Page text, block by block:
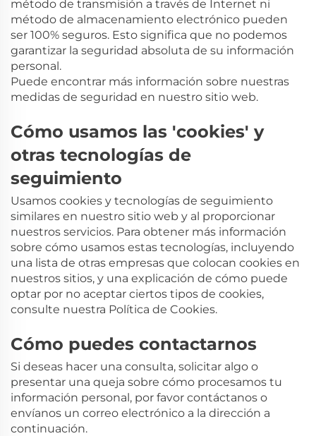
método de transmisión a través de Internet ni
método de almacenamiento electrónico pueden
ser 100% seguros. Esto significa que no podemos
garantizar la seguridad absoluta de su información
personal.
Puede encontrar más información sobre nuestras
medidas de seguridad en nuestro sitio web.
Cómo usamos las 'cookies' y
otras tecnologías de
seguimiento
Usamos cookies y tecnologías de seguimiento
similares en nuestro sitio web y al proporcionar
nuestros servicios. Para obtener más información
sobre cómo usamos estas tecnologías, incluyendo
una lista de otras empresas que colocan cookies en
nuestros sitios, y una explicación de cómo puede
optar por no aceptar ciertos tipos de cookies,
consulte nuestra Política de Cookies.
Cómo puedes contactarnos
Si deseas hacer una consulta, solicitar algo o
presentar una queja sobre cómo procesamos tu
información personal, por favor contáctanos o
envíanos un correo electrónico a la dirección a
continuación.